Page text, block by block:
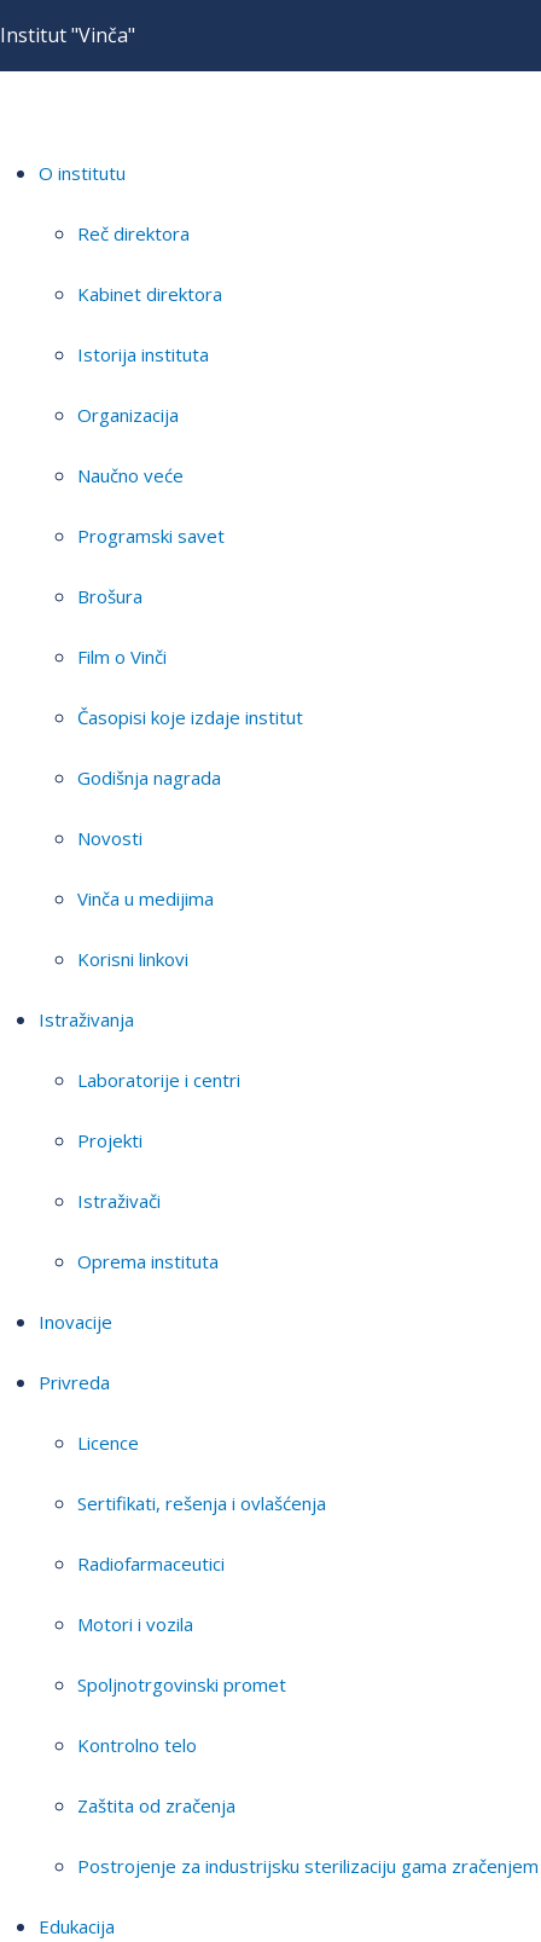
Institut "Vinča"
O institutu
Reč direktora
Kabinet direktora
Istorija instituta
Organizacija
Naučno veće
Programski savet
Brošura
Film o Vinči
Časopisi koje izdaje institut
Godišnja nagrada
Novosti
Vinča u medijima
Korisni linkovi
Istraživanja
Laboratorije i centri
Projekti
Istraživači
Oprema instituta
Inovacije
Privreda
Licence
Sertifikati, rešenja i ovlašćenja
Radiofarmaceutici
Motori i vozila
Spoljnotrgovinski promet
Kontrolno telo
Zaštita od zračenja
Postrojenje za industrijsku sterilizaciju gama zračenjem
Edukacija